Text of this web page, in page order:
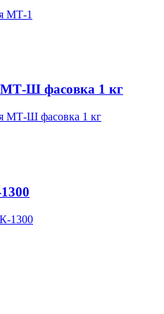
МТ-Ш фасовка 1 кг